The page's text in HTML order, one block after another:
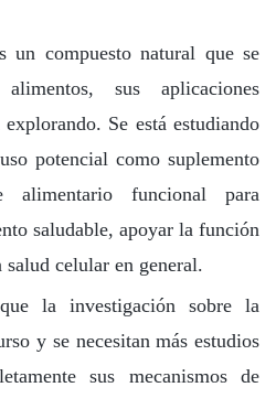
compuesto natural que se
sus aplicaciones
Se está estudiando
potencial como suplemento
alimentario funcional para
saludable, apoyar la función
celular en general.
la investigación sobre la
y se necesitan más estudios
sus mecanismos de